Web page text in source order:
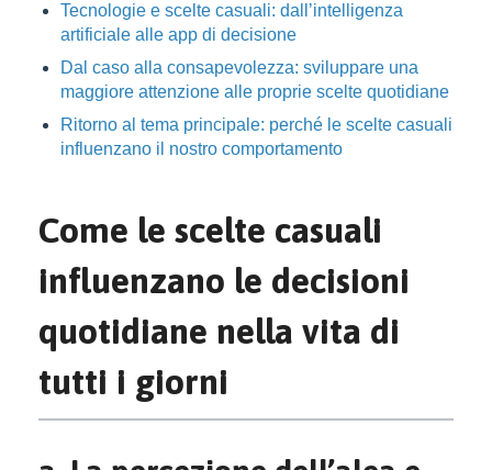
Tecnologie e scelte casuali: dall’intelligenza
artificiale alle app di decisione
Dal caso alla consapevolezza: sviluppare una
maggiore attenzione alle proprie scelte quotidiane
Ritorno al tema principale: perché le scelte casuali
influenzano il nostro comportamento
Come le scelte casuali
influenzano le decisioni
quotidiane nella vita di
tutti i giorni